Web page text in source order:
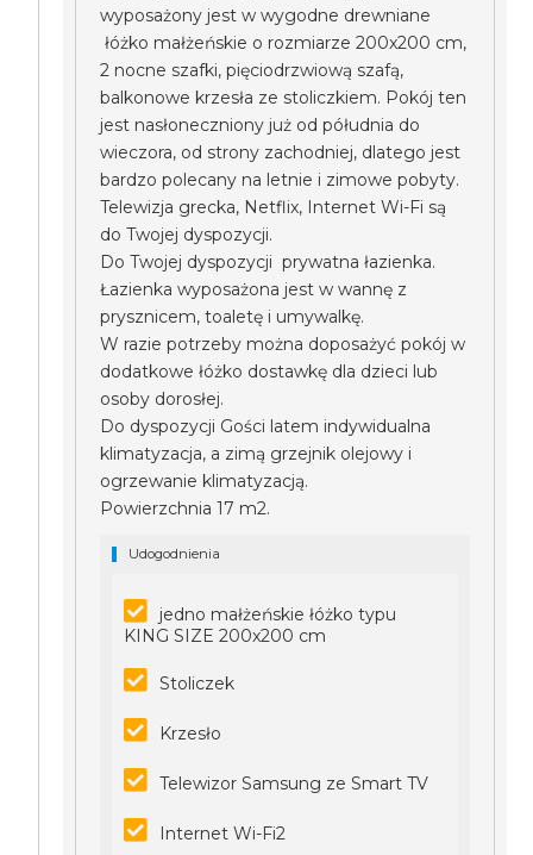
wyposażony jest w wygodne drewniane
łóżko małżeńskie o rozmiarze 200x200 cm,
2 nocne szafki, pięciodrzwiową szafą,
balkonowe krzesła ze stoliczkiem. Pokój ten
jest nasłoneczniony już od półudnia do
wieczora, od strony zachodniej, dlatego jest
bardzo polecany na letnie i zimowe pobyty.
Telewizja grecka, Netflix, Internet Wi-Fi są
do Twojej dyspozycji.
Do Twojej dyspozycji prywatna łazienka.
Łazienka wyposażona jest w wannę z
prysznicem, toaletę i umywalkę.
W razie potrzeby można doposażyć pokój w
dodatkowe łóżko dostawkę dla dzieci lub
osoby dorosłej.
Do dyspozycji Gości latem indywidualna
klimatyzacja, a zimą grzejnik olejowy i
ogrzewanie klimatyzacją.
Powierzchnia 17 m2.
Udogodnienia
jedno małżeńskie łóżko typu
KING SIZE 200x200 cm
Stoliczek
Krzesło
Telewizor Samsung ze Smart TV
Internet Wi-Fi2